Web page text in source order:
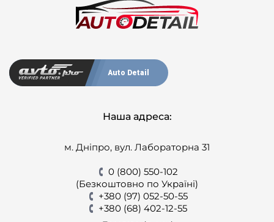
Auto Detail
Наша адреса:
м. Дніпро, вул. Лабораторна 31
0 (800) 550-102
(Безкоштовно по Україні)
+380 (97) 052-50-55
+380 (68) 402-12-55